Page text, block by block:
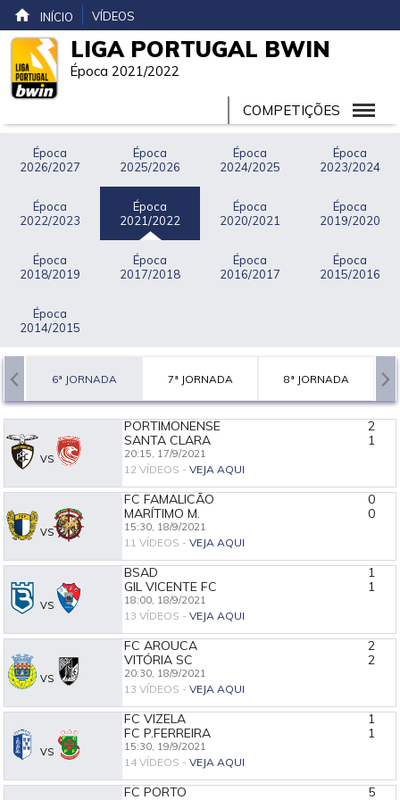
INÍCIO VÍDEOS
LIGA PORTUGAL BWIN
Época 2021/2022
COMPETIÇÕES
Época
2026/2027
Época
2025/2026
Época
2024/2025
Época
2023/2024
Época
2022/2023
Época
2021/2022
Época
2020/2021
Época
2019/2020
Época
2018/2019
Época
2017/2018
Época
2016/2017
Época
2015/2016
Época
2014/2015
6ª JORNADA 7ª JORNADA 8ª JORNADA
VS
PORTIMONENSE
2
SANTA CLARA
1
20:15, 17/9/2021
12 VÍDEOS - VEJA AQUI
VS
FC FAMALICÃO
0
MARÍTIMO M.
0
15:30, 18/9/2021
11 VÍDEOS - VEJA AQUI
VS
BSAD
1
GIL VICENTE FC
1
18:00, 18/9/2021
13 VÍDEOS - VEJA AQUI
VS
FC AROUCA
2
VITÓRIA SC
2
20:30, 18/9/2021
13 VÍDEOS - VEJA AQUI
VS
FC VIZELA
1
FC P.FERREIRA
1
15:30, 19/9/2021
14 VÍDEOS - VEJA AQUI
FC PORTO
5